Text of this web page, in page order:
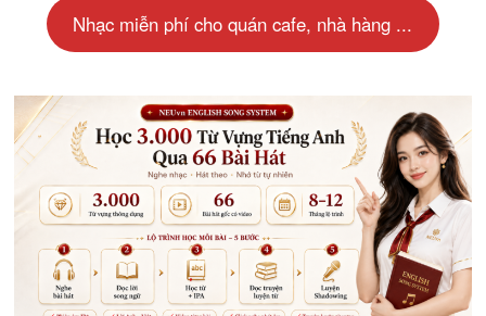
Nhạc miễn phí cho quán cafe, nhà hàng ...